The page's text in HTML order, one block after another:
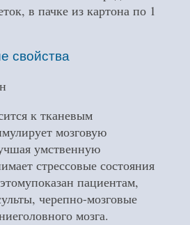
в пачке из картона по 1
свойства
к тканевым
мозговую
умственную
стрессовые состояния
пациентам,
черепно-мозговые
мозга.